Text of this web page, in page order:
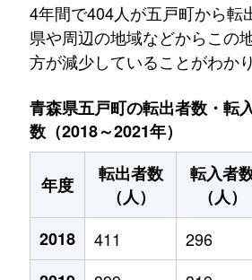
4年間で404人が五戸町から転
県や周辺の地域などからこの
方が減少していることがわかり
青森県五戸町の転出者数・転
数（2018～2021年）
年度
転出者数
（人）
転入者
（人）
2018
411 296